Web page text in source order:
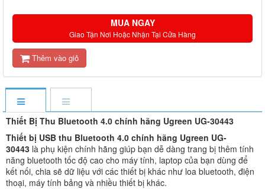
MUA NGAY
Giao Tận Nơi Hoặc Nhận Tại Cửa Hàng
Thêm vào giỏ
Thiết Bị Thu Bluetooth 4.0 chính hãng Ugreen UG-30443
Thiết bị USB thu Bluetooth 4.0 chính hãng Ugreen UG-
30443 là phụ kiện chính hãng giúp bạn dễ dàng trang bị thêm tính
năng bluetooth tốc độ cao cho máy tính, laptop của bạn dùng để
kết nối, chia sẽ dữ liệu với các thiết bị khác như loa bluetooth, điện
thoại, máy tính bảng và nhiều thiết bị khác.